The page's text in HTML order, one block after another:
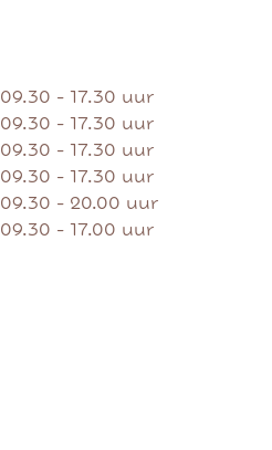
09.30 - 17.30 uur
09.30 - 17.30 uur
09.30 - 17.30 uur
09.30 - 17.30 uur
09.30 - 20.00 uur
09.30 - 17.00 uur